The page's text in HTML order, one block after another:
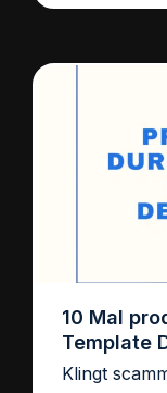
10 Mal
Template
Klingt